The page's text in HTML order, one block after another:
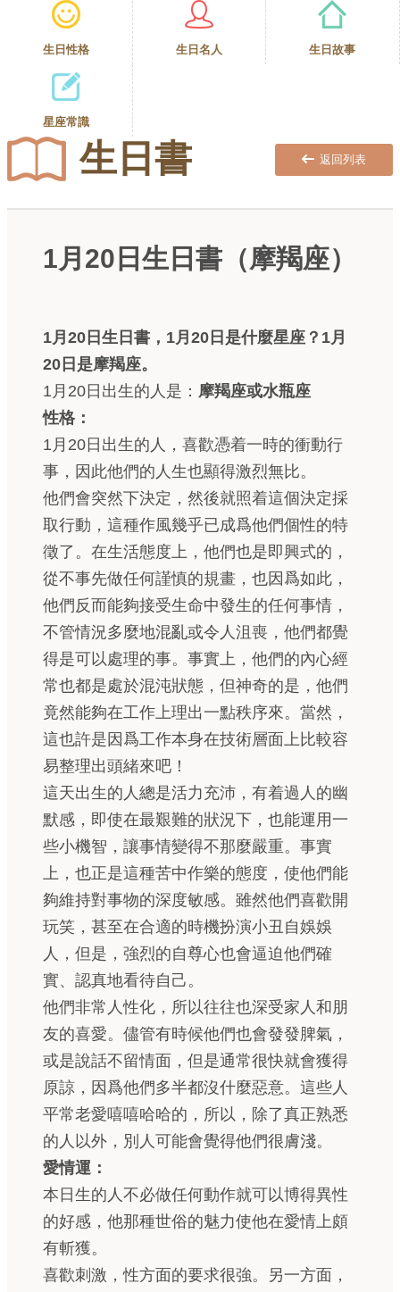
生日性格 生日名人 生日故事
星座常識
生日書 返回列表
1月20日生日書（摩羯座）
1月20日生日書，1月20日是什麼星座？1月
20日是摩羯座。
1月20日出生的人是： 摩羯座或水瓶座
性格：
1月20日出生的人，喜歡憑着一時的衝動行
事，因此他們的人生也顯得激烈無比。
他們會突然下決定，然後就照着這個決定採
取行動，這種作風幾乎已成爲他們個性的特
徵了。在生活態度上，他們也是即興式的，
從不事先做任何謹慎的規畫，也因爲如此，
他們反而能夠接受生命中發生的任何事情，
不管情況多麼地混亂或令人沮喪，他們都覺
得是可以處理的事。事實上，他們的內心經
常也都是處於混沌狀態，但神奇的是，他們
竟然能夠在工作上理出一點秩序來。當然，
這也許是因爲工作本身在技術層面上比較容
易整理出頭緒來吧！
這天出生的人總是活力充沛，有着過人的幽
默感，即使在最艱難的狀況下，也能運用一
些小機智，讓事情變得不那麼嚴重。事實
上，也正是這種苦中作樂的態度，使他們能
夠維持對事物的深度敏感。雖然他們喜歡開
玩笑，甚至在合適的時機扮演小丑自娛娛
人，但是，強烈的自尊心也會逼迫他們確
實、認真地看待自己。
他們非常人性化，所以往往也深受家人和朋
友的喜愛。儘管有時候他們也會發發脾氣，
或是說話不留情面，但是通常很快就會獲得
原諒，因爲他們多半都沒什麼惡意。這些人
平常老愛嘻嘻哈哈的，所以，除了真正熟悉
的人以外，別人可能會覺得他們很膚淺。
愛情運：
本日生的人不必做任何動作就可以博得異性
的好感，他那種世俗的魅力使他在愛情上頗
有斬獲。
喜歡刺激，性方面的要求很強。另一方面，